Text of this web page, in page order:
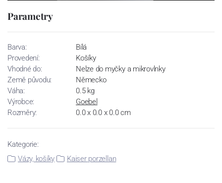
Parametry
Barva:
Bílá
Provedení:
Košíky
Vhodné do:
Nelze do myčky a mikrovlnky
Země původu:
Německo
Váha:
0.5 kg
Výrobce:
Goebel
Rozměry:
0.0 x 0.0 x 0.0 cm
Kategorie:
Vázy, košíky
Kaiser porzellan